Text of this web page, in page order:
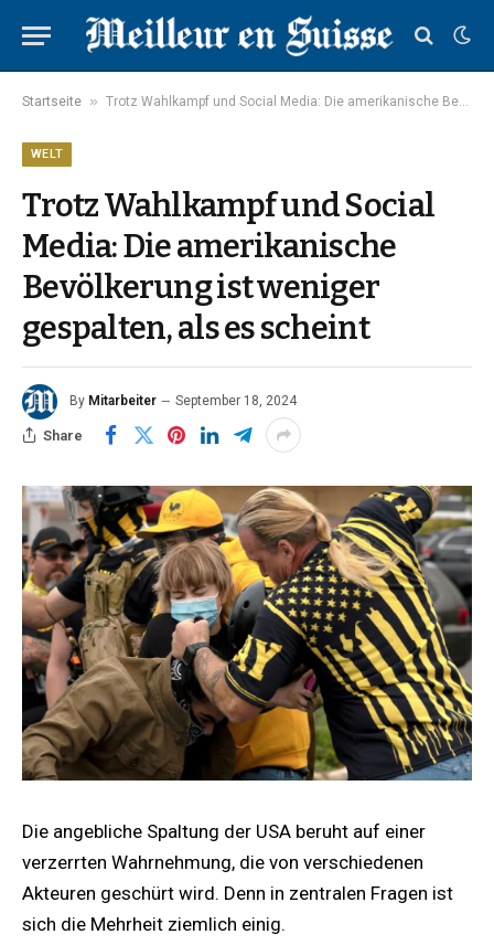
Startseite » Trotz Wahlkampf und Social Media: Die amerikanische Bevölkerung ist weniger gespalten, als es scheint
WELT
Trotz Wahlkampf und Social
Media: Die amerikanische
Bevölkerung ist weniger
gespalten, als es scheint
By Mitarbeiter September 18, 2024
Share
Die angebliche Spaltung der USA beruht auf einer
verzerrten Wahrnehmung, die von verschiedenen
Akteuren geschürt wird. Denn in zentralen Fragen ist
sich die Mehrheit ziemlich einig.